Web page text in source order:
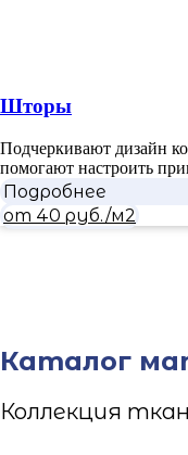
Шторы
Подчеркивают дизайн
помогают настроить
Подробнее
от 40 руб./м2
Каталог
Коллекция